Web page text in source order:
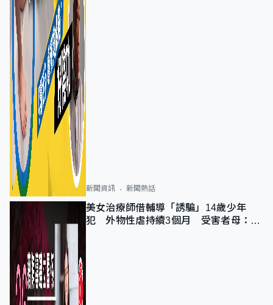
新聞資訊 新聞熱話
美女治療師借輔導「誘騙」14歲少年
犯 外物性虐持續3個月 受害者母：要